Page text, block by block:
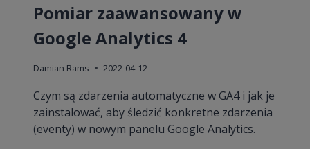
Pomiar zaawansowany w
Google Analytics 4
Damian Rams 2022-04-12
Czym są zdarzenia automatyczne w GA4 i jak je
zainstalować, aby śledzić konkretne zdarzenia
(eventy) w nowym panelu Google Analytics.